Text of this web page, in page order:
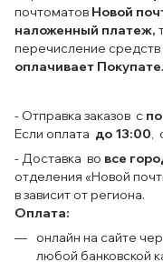
почтоматов Новой
наложенный платеж,
перечисление средств
оплачивает
- Отправка заказов с
Если оплата до 13:00,
- Доставка во все
отделения «Новой
в зависит от региона.
Оплата:
онлайн на сайте
любой банковской